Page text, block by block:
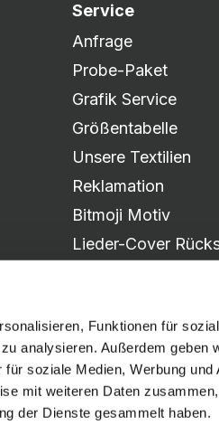
Funktionen für
analysieren. Außerdem geben
soziale Medien, Werbung und
mit weiteren Daten
der Dienste gesammelt haben.
Service
Anfrage
Probe-Paket
Grafik Service
Größentabelle
Unsere Textilien
Reklamation
Bitmoji Motiv
Lieder-Cover
Social Media